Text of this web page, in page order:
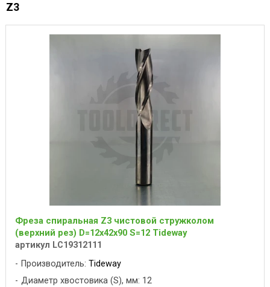
Z3
Фреза спиральная Z3 чистовой стружколом
(верхний рез) D=12x42x90 S=12 Tideway
артикул LC19312111
Производитель: Tideway
Диаметр хвостовика (S), мм: 12